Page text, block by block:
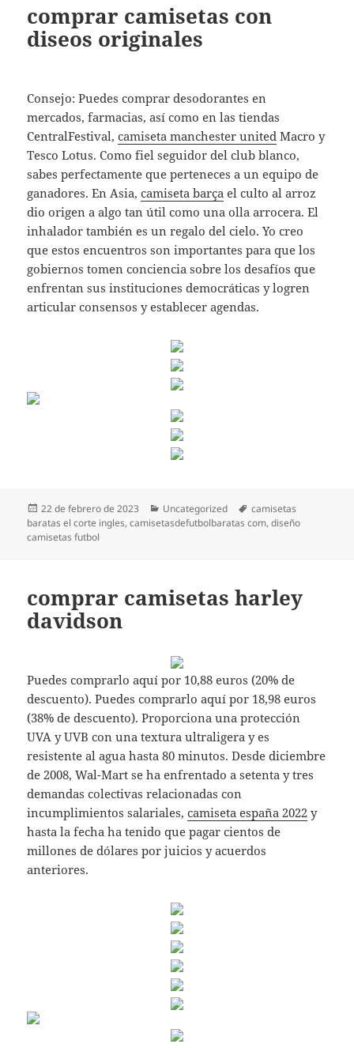
comprar camisetas con
diseos originales
Consejo: Puedes comprar desodorantes en
mercados, farmacias, así como en las tiendas
CentralFestival,camiseta manchester united Macro y
Tesco Lotus. Como fiel seguidor del club blanco,
sabes perfectamente que perteneces a un equipo de
ganadores. En Asia,camiseta barça el culto al arroz
dio origen a algo tan útil como una olla arrocera. El
inhalador también es un regalo del cielo. Yo creo
que estos encuentros son importantes para que los
gobiernos tomen conciencia sobre los desafíos que
enfrentan sus instituciones democráticas y logren
articular consensos y establecer agendas.
Publicado
el
22 de febrero de 2023 Categorías
Uncategorized Etiquetas
camisetas
baratas el corte ingles,camisetasdefutbolbaratas com,diseño
camisetas futbol
comprar camisetas harley
davidson
Puedes comprarlo aquí por 10,88 euros (20% de
descuento). Puedes comprarlo aquí por 18,98 euros
(38% de descuento). Proporciona una protección
UVA y UVB con una textura ultraligera y es
resistente al agua hasta 80 minutos. Desde diciembre
de 2008, Wal-Mart se ha enfrentado a setenta y tres
demandas colectivas relacionadas con
incumplimientos salariales,camiseta españa 2022 y
hasta la fecha ha tenido que pagar cientos de
millones de dólares por juicios y acuerdos
anteriores.